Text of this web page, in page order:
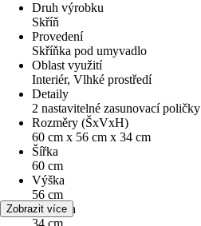
Druh výrobku
Skříň
Provedení
Skříňka pod umyvadlo
Oblast využití
Interiér, Vlhké prostředí
Detaily
2 nastavitelné zasunovací poličky
Rozměry (ŠxVxH)
60 cm x 56 cm x 34 cm
Šířka
60 cm
Výška
56 cm
Hloubka
34 cm
Zobrazit více